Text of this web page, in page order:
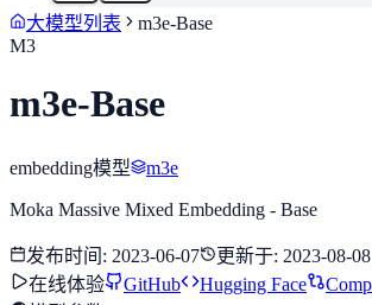
大模型列表
m3e-Base
M3
m3e-Base
embedding模型 m3e
Moka Massive Mixed Embedding - Base
发布时间 : 2023-06-07 更新于: 2023-08-
在线体验
GitHub Hugging Face